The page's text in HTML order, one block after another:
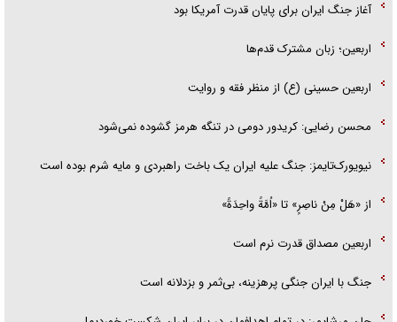
آغاز جنگ ایران برای پایان قدرت آمریکا بود
اربعین؛ زبان مشترک قدم‌ها
اربعین حسینی (ع) از منظر فقه و روایت
محسن رضایی: کریدور دومی در تنگه هرمز گشوده نمی‌شود
نیویورک‌تایمز: جنگ علیه ایران یک باخت راهبردی و مایه شرم بوده است
از «هَلْ مِنْ ناصِرٍ» تا «اُمَّةً واحِدَةً»
اربعین مصداق قدرت نرم است
جنگ با ایران جنگی پرهزینه، بی‌ثمر و بزدلانه است